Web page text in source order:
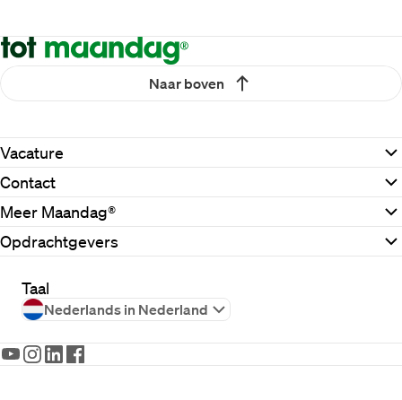
Naar boven
Vacature
Contact
Meer Maandag®
Opdrachtgevers
Taal
Nederlands in Nederland